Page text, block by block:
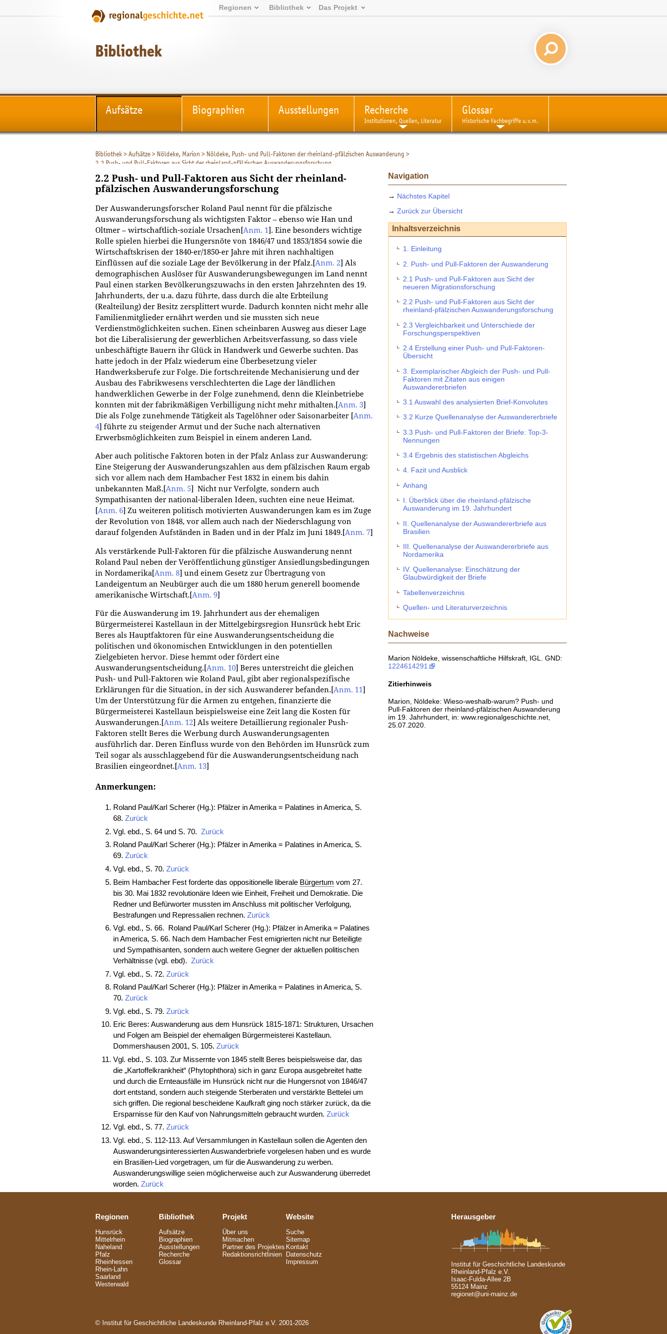
Regionen Bibliothek Das Projekt
Bibliothek
Aufsätze Biographien Ausstellungen Recherche
Institutionen, Quellen, Literatur
Glossar
Historische Fachbegriffe u.v.m.
Bibliothek>Aufsätze> Nöldeke, Marion > Nöldeke, Push- und Pull-Faktoren der rheinland-pfälzischen Auswanderung >
2.2 Push- und Pull-Faktoren aus Sicht der rheinland-pfälzischen Auswanderungsforschung
2.2 Push- und Pull-Faktoren aus Sicht der rheinland-
pfälzischen Auswanderungsforschung
Der Auswanderungsforscher Roland Paul nennt für die pfälzische
Auswanderungsforschung als wichtigsten Faktor – ebenso wie Han und
Oltmer – wirtschaftlich-soziale Ursachen[Anm. 1]. Eine besonders wichtige
Rolle spielen hierbei die Hungersnöte von 1846/47 und 1853/1854 sowie die
Wirtschaftskrisen der 1840-er/1850-er Jahre mit ihren nachhaltigen
Einflüssen auf die soziale Lage der Bevölkerung in der Pfalz. [Anm. 2] Als
demographischen Auslöser für Auswanderungsbewegungen im Land nennt
Paul einen starken Bevölkerungszuwachs in den ersten Jahrzehnten des 19.
Jahrhunderts, der u.a. dazu führte, dass durch die alte Erbteilung
(Realteilung) der Besitz zersplittert wurde. Dadurch konnten nicht mehr alle
Familienmitglieder ernährt werden und sie mussten sich neue
Verdienstmöglichkeiten suchen. Einen scheinbaren Ausweg aus dieser Lage
bot die Liberalisierung der gewerblichen Arbeitsverfassung, so dass viele
unbeschäftigte Bauern ihr Glück in Handwerk und Gewerbe suchten. Das
hatte jedoch in der Pfalz wiederum eine Überbesetzung vieler
Handwerksberufe zur Folge. Die fortschreitende Mechanisierung und der
Ausbau des Fabrikwesens verschlechterten die Lage der ländlichen
handwerklichen Gewerbe in der Folge zunehmend, denn die Kleinbetriebe
konnten mit der fabrikmäßigen Verbilligung nicht mehr mithalten. [Anm. 3]
Die als Folge zunehmende Tätigkeit als Tagelöhner oder Saisonarbeiter [Anm.
4] führte zu steigender Armut und der Suche nach alternativen
Erwerbsmöglichkeiten zum Beispiel in einem anderen Land.
Aber auch politische Faktoren boten in der Pfalz Anlass zur Auswanderung:
Eine Steigerung der Auswanderungszahlen aus dem pfälzischen Raum ergab
sich vor allem nach dem Hambacher Fest 1832 in einem bis dahin
unbekannten Maß. Anm. 5
Nicht nur Verfolgte, sondern auch
Sympathisanten der national-liberalen Ideen, suchten eine neue Heimat.
Anm. 6 Zu weiteren politisch motivierten Auswanderungen kam es im Zuge
der Revolution von 1848, vor allem auch nach der Niederschlagung von
darauf folgenden Aufständen in Baden und in der Pfalz im Juni 1849. Anm. 7
Als verstärkende Pull-Faktoren für die pfälzische Auswanderung nennt
Roland Paul neben der Veröffentlichung günstiger Ansiedlungsbedingungen
in Nordamerika [Anm. 8] und einem Gesetz zur Übertragung von
Landeigentum an Neubürger auch die um 1880 herum generell boomende
amerikanische Wirtschaft. [Anm. 9]
Für die Auswanderung im 19. Jahrhundert aus der ehemaligen
Bürgermeisterei Kastellaun in der Mittelgebirgsregion Hunsrück hebt Eric
Beres als Hauptfaktoren für eine Auswanderungsentscheidung die
politischen und ökonomischen Entwicklungen in den potentiellen
Zielgebieten hervor. Diese hemmt oder fördert eine
Auswanderungsentscheidung. [Anm. 10] Beres unterstreicht die gleichen
Push- und Pull-Faktoren wie Roland Paul, gibt aber regionalspezifische
Erklärungen für die Situation, in der sich Auswanderer befanden. [Anm. 11]
Um der Unterstützung für die Armen zu entgehen, finanzierte die
Bürgermeisterei Kastellaun beispielsweise eine Zeit lang die Kosten für
Auswanderungen. [Anm. 12] Als weitere Detaillierung regionaler Push-
Faktoren stellt Beres die Werbung durch Auswanderungsagenten
ausführlich dar. Deren Einfluss wurde von den Behörden im Hunsrück zum
Teil sogar als ausschlaggebend für die Auswanderungsentscheidung nach
Brasilien eingeordnet. [Anm. 13]
Anmerkungen:
Roland Paul/Karl Scherer (Hg.): Pfälzer in Amerika = Palatines in America, S.
68. Zurück
Vgl. ebd., S. 64 und S. 70. Zurück
Roland Paul/Karl Scherer (Hg.): Pfälzer in Amerika = Palatines in America, S.
69. Zurück
Vgl. ebd., S. 70. Zurück
Beim Hambacher Fest forderte das oppositionelle liberale Bürgertum vom 27.
bis 30. Mai 1832 revolutionäre Ideen wie Einheit, Freiheit und Demokratie. Die
Redner und Befürworter mussten im Anschluss mit politischer Verfolgung,
Bestrafungen und Repressalien rechnen. Zurück
Vgl. ebd., S. 66. Roland Paul/Karl Scherer (Hg.): Pfälzer in Amerika = Palatines
in America, S. 66. Nach dem Hambacher Fest emigrierten nicht nur Beteiligte
und Sympathisanten, sondern auch weitere Gegner der aktuellen politischen
Verhältnisse (vgl. ebd). Zurück
Vgl. ebd., S. 72. Zurück
Roland Paul/Karl Scherer (Hg.): Pfälzer in Amerika = Palatines in America, S.
70. Zurück
Vgl. ebd., S. 79. Zurück
Eric Beres: Auswanderung aus dem Hunsrück 1815-1871: Strukturen, Ursachen
und Folgen am Beispiel der ehemaligen Bürgermeisterei Kastellaun.
Dommershausen 2001, S. 105. Zurück
Vgl. ebd., S. 103. Zur Missernte von 1845 stellt Beres beispielsweise dar, das
die „Kartoffelkrankheit“ (Phytophthora) sich in ganz Europa ausgebreitet hatte
und durch die Ernteausfälle im Hunsrück nicht nur die Hungersnot von 1846/47
dort entstand, sondern auch steigende Sterberaten und verstärkte Bettelei um
sich griffen. Die regional bescheidene Kaufkraft ging noch stärker zurück, da die
Ersparnisse für den Kauf von Nahrungsmitteln gebraucht wurden. Zurück
Vgl. ebd., S. 77. Zurück
Vgl. ebd., S. 112-113. Auf Versammlungen in Kastellaun sollen die Agenten den
Auswanderungsinteressierten Auswanderbriefe vorgelesen haben und es wurde
ein Brasilien-Lied vorgetragen, um für die Auswanderung zu werben.
Auswanderungswillige seien möglicherweise auch zur Auswanderung überredet
worden. Zurück
Navigation
→ Nächstes Kapitel
→Zurück zur Übersicht
Inhaltsverzeichnis
1. Einleitung
2. Push- und Pull-Faktoren der Auswanderung
2.1 Push- und Pull-Faktoren aus Sicht der
neueren Migrationsforschung
2.2 Push- und Pull-Faktoren aus Sicht der
rheinland-pfälzischen Auswanderungsforschung
2.3 Vergleichbarkeit und Unterschiede der
Forschungsperspektiven
2.4 Erstellung einer Push- und Pull-Faktoren-
Übersicht
3. Exemplarischer Abgleich der Push- und Pull-
Faktoren mit Zitaten aus einigen
Auswandererbriefen
3.1 Auswahl des analysierten Brief-Konvolutes
3.2 Kurze Quellenanalyse der Auswandererbriefe
3.3 Push- und Pull-Faktoren der Briefe: Top-3-
Nennungen
3.4 Ergebnis des statistischen Abgleichs
4. Fazit und Ausblick
Anhang
I. Überblick über die rheinland-pfälzische
Auswanderung im 19. Jahrhundert
II. Quellenanalyse der Auswandererbriefe aus
Brasilien
III. Quellenanalyse der Auswandererbriefe aus
Nordamerika
IV. Quellenanalyse: Einschätzung der
Glaubwürdigkeit der Briefe
Tabellenverzeichnis
Quellen- und Literaturverzeichnis
Nachweise
Marion Nöldeke, wissenschaftliche Hilfskraft, IGL. GND:
1224614291
Zitierhinweis
Marion, Nöldeke: Wieso-weshalb-warum? Push- und
Pull-Faktoren der rheinland-pfälzischen Auswanderung
im 19. Jahrhundert, in: www.regionalgeschichte.net,
25.07.2020.
Regionen
Hunsrück
Mittelrhein
Naheland
Pfalz
Rheinhessen
Rhein-Lahn
Saarland
Westerwald
Bibliothek
Aufsätze
Biographien
Ausstellungen
Recherche
Glossar
Projekt
Über uns
Mitmachen
Partner des Projektes
Redaktionsrichtlinien
Website
Suche
Sitemap
Kontakt
Datenschutz
Impressum
Herausgeber
Institut für Geschichtliche Landeskunde
Rheinland-Pfalz e.V.
Isaac-Fulda-Allee 2B
55124 Mainz
regionet@uni-mainz.de
© Institut für Geschichtliche Landeskunde Rheinland-Pfalz e.V. 2001-2026